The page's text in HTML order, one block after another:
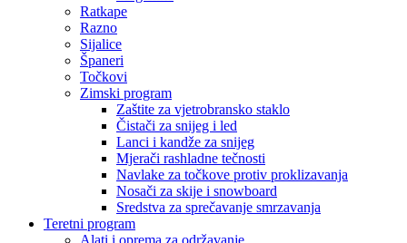
Ratkape
Razno
Sijalice
Španeri
Točkovi
Zimski program
Zaštite za vjetrobransko staklo
Čistači za snijeg i led
Lanci i kandže za snijeg
Mjerači rashladne tečnosti
Navlake za točkove protiv proklizavanja
Nosači za skije i snowboard
Sredstva za sprečavanje smrzavanja
Teretni program